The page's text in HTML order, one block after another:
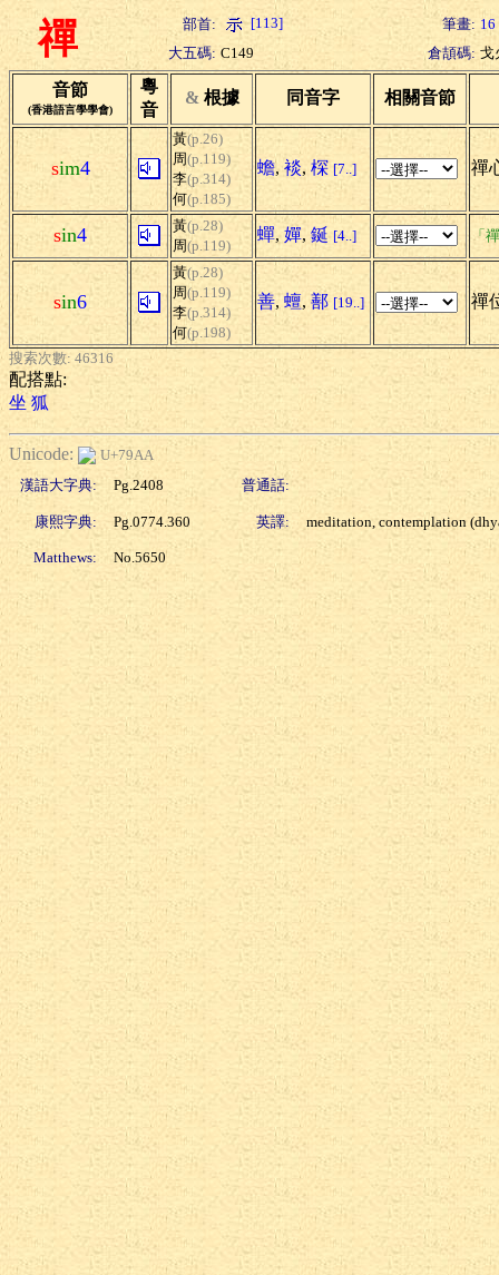
禪 部首: [113] 筆畫: 16
大五碼: C149 倉頡碼: 戈
音節
(香港語言學學會)
粵
音
& 根據 同音字 相關音節
sim4
黃(p.26)
周(p.119)
李(p.314)
何(p.185)
蟾, 裧, 棎 [7..] 禪
sin4 黃(p.28)
周(p.119)
蟬, 嬋, 鋋 [4..] 「
sin6
黃(p.28)
周(p.119)
李(p.314)
何(p.198)
善, 蟺, 鄯 [19..] 禪
搜索次數: 46316
配搭點:
坐 狐
Unicode:
U+79AA
漢語大字典:
Pg.2408 普通話:
康熙字典: Pg.0774.360 英譯: meditation, contemplation
Matthews: No.5650